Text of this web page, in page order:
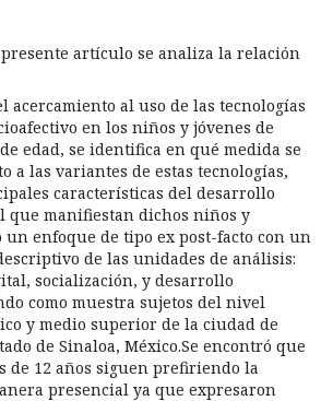
artículo se analiza la relación
acercamiento al uso de las tecnologías
en los niños y jóvenes de
edad, se identifica en qué medida se
a las variantes de estas tecnologías,
características del desarrollo
que manifiestan dichos niños y
un enfoque de tipo ex post-facto con un
de las unidades de análisis:
socialización, y desarrollo
como muestra sujetos del nivel
y medio superior de la ciudad de
de Sinaloa, México.Se encontró que
de 12 años siguen prefiriendo la
presencial ya que expresaron